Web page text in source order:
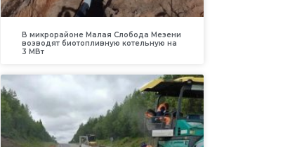
В микрорайоне Малая Слобода Мезени
возводят биотопливную котельную на
3 МВт